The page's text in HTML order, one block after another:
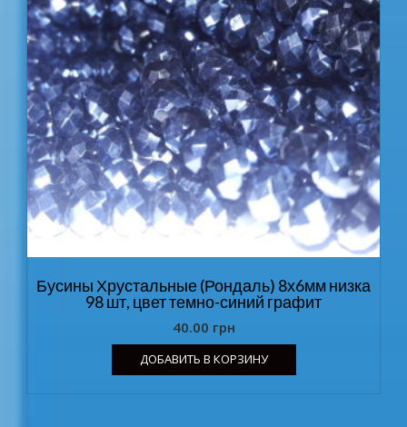
Бусины Хрустальные (Рондаль) 8х6мм низка
98 шт, цвет темно-синий графит
40.00 грн
ДОБАВИТЬ В КОРЗИНУ